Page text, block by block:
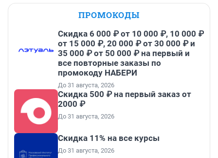
ПРОМОКОДЫ
Скидка 6 000 ₽ от 10 000 ₽, 10 000 ₽
от 15 000 ₽, 20 000 ₽ от 30 000 ₽ и
35 000 ₽ от 50 000 ₽ на первый и
все повторные заказы по
промокоду НАБЕРИ
До 31 августа, 2026
Скидка 500 ₽ на первый заказ от
2000 ₽
До 31 августа, 2026
Скидка 11% на все курсы
До 31 августа, 2026